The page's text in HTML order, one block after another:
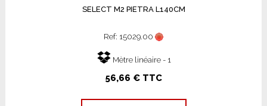
SELECT M2 PIETRA L140CM
Ref: 15029.00
Mètre linéaire - 1
56,66 € TTC